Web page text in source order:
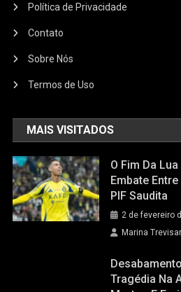
Política de Privacidade
Contato
Sobre Nós
Termos de Uso
MAIS VISITADOS
O Fim Da
Embate
PIF Saudita
2 de fevereiro
Marina
Tragédia Na